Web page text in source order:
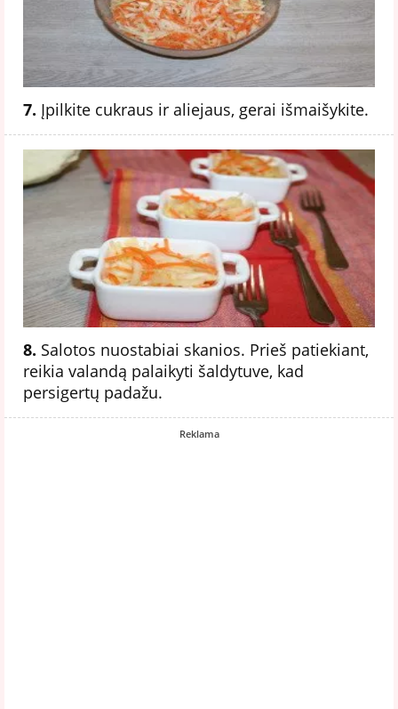
7. Įpilkite cukraus ir aliejaus, gerai išmaišykite.
8. Salotos nuostabiai skanios. Prieš patiekiant,
reikia valandą palaikyti šaldytuve, kad
persigertų padažu.
Reklama